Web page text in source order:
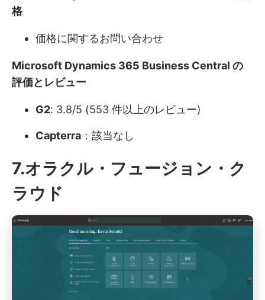
格
価格に関するお問い合わせ
Microsoft Dynamics 365 Business Central の
評価とレビュー
G2: 3.8/5 (553 件以上のレビュー)
Capterra ：該当なし
7.オラクル・フュージョン・ク
ラウド